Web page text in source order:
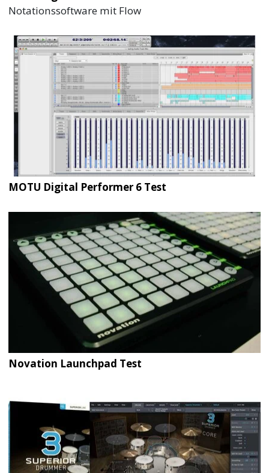
Notationssoftware mit Flow
MOTU Digital Performer 6 Test
Novation Launchpad Test